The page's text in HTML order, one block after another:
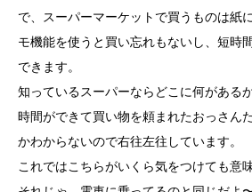
で、スーパーマーケットで買うものは紙
モ機能を使うと買い忘れもないし、短時
できます。
知っているスーパーならどこに何がある
時間ができて買い物を頼まれたおっさん
かわからないので右往左往しています。
これではこちらがいくら気をつけても意